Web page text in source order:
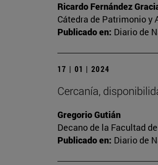
Ricardo Fernández
Cátedra de Patrimonio y
Publicado en: Diario de
17 | 01 | 2024
Cercanía,
Gregorio Gutián
Decano de la Facultad
Publicado en: Diario de